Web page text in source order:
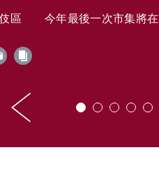
區 今年最後一次市集將